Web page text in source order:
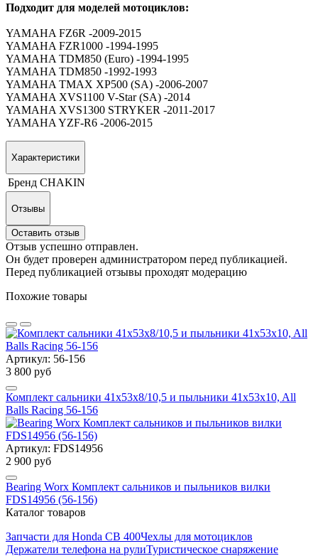
Подходит для моделей мотоциклов:
YAMAHA FZ6R -2009-2015
YAMAHA FZR1000 -1994-1995
YAMAHA TDM850 (Euro) -1994-1995
YAMAHA TDM850 -1992-1993
YAMAHA TMAX XP500 (SA) -2006-2007
YAMAHA XVS1100 V-Star (SA) -2014
YAMAHA XVS1300 STRYKER -2011-2017
YAMAHA YZF-R6 -2006-2015
Характеристики
Бренд CHAKIN
Отзывы
Оставить отзыв
Отзыв успешно отправлен.
Он будет проверен администратором перед публикацией.
Перед публикацией отзывы проходят модерацию
Похожие товары
Артикул: 56-156
3 800 руб
Комплект сальники 41x53x8/10,5 и пыльники 41x53x10, All
Balls Racing 56-156
Артикул: FDS14956
2 900 руб
Bearing Worx Комплект сальников и пыльников вилки
FDS14956 (56-156)
Каталог товаров
Запчасти для Honda CB 400Чехлы для мотоциклов
Держатели телефона на рулиТуристическое снаряжение